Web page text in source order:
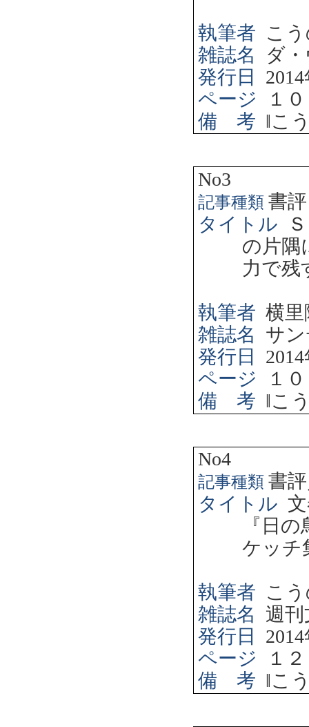
執筆者 こ
雑誌名
ダ
発行日
2014
ページ
１
備 考 ‖こ
No3
記事種類 書評
タイトル
の片
力で
執筆者 横里
雑誌名
サ
発行日
2014
ページ
１
備 考 ‖こ
No4
記事種類 書
タイトル
『日
ケッチ
執筆者 こ
雑誌名
週刊
発行日
2014
ページ
１
備 考 ‖こ